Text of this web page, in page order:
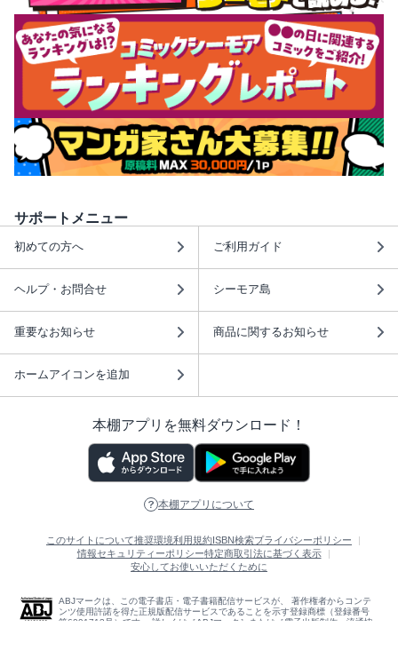
サポートメニュー
初めての方へ ご利用ガイド
ヘルプ・お問合せ シーモア島
重要なお知らせ 商品に関するお知らせ
ホームアイコンを追加
本棚アプリを無料ダウンロード！
本棚アプリについて
このサイトについて推奨環境利用規約 ISBN検索プライバシーポリシー
情報セキュリティーポリシー特定商取引法に基づく表示
安心してお使いいただくために
ABJマークは、この電子書店・電子書籍配信サービスが、 著作権者からコンテ
ンツ使用許諾を得た正規版配信サービスであることを示す登録商標（登録番号
第6091713号）です。 詳しくは［ABJマーク］または［電子出版制作・流通協